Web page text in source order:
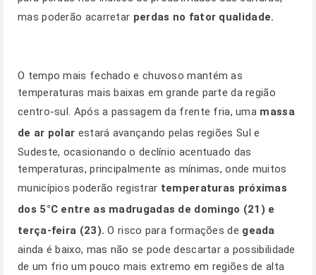
mas poderão acarretar perdas no fator qualidade.
O tempo mais fechado e chuvoso mantém as
temperaturas mais baixas em grande parte da região
centro-sul. Após a passagem da frente fria, uma massa
de ar polar estará avançando pelas regiões Sul e
Sudeste, ocasionando o declínio acentuado das
temperaturas, principalmente as mínimas, onde muitos
municípios poderão registrar temperaturas próximas
dos 5°C entre as madrugadas de domingo (21) e
terça-feira (23). O risco para formações de geada
ainda é baixo, mas não se pode descartar a possibilidade
de um frio um pouco mais extremo em regiões de alta